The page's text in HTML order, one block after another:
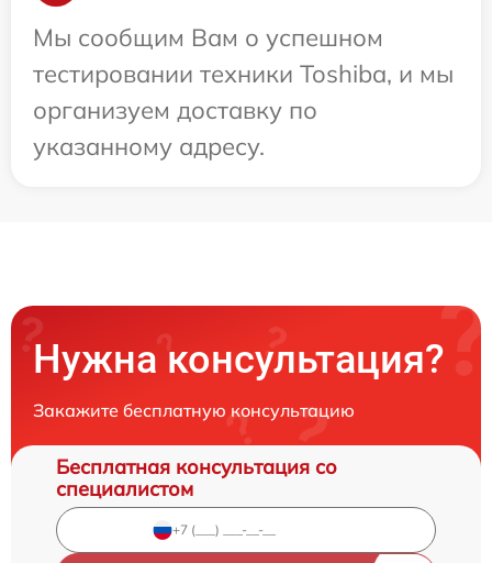
Мы сообщим Вам о успешном
тестировании техники Toshiba, и мы
организуем доставку по
указанному адресу.
Нужна консультация?
Закажите бесплатную консультацию
Бесплатная консультация со
специалистом